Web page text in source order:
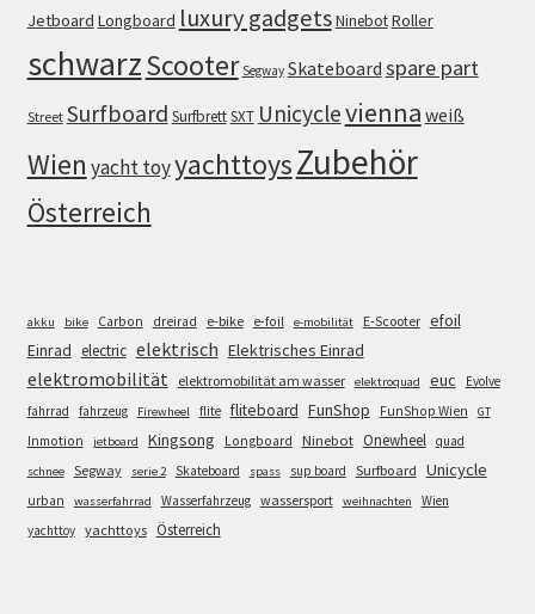
Jetboard Longboard luxury gadgetsNinebotRoller
schwarzScooter Segway Skateboard spare part
Street Surfboard SurfbrettSXT Unicyclevienna weiß
Wien yacht toyyachttoysZubehör
Österreich
akku bike Carbon dreirad e-bike e-foil e-mobilität E-Scooter efoil
Einrad electric elektrisch Elektrisches Einrad
elektromobilität elektromobilität am wasser elektroquad euc
Evolve
fahrrad
fahrzeug Firewheel flite fliteboard FunShop FunShop Wien GT
Inmotion jetboard Kingsong Longboard Ninebot Onewheel quad
schnee Segway serie 2 Skateboard spass sup board Surfboard Unicycle
urban wasserfahrrad Wasserfahrzeug wassersport weihnachten
Wien
yachttoy yachttoys Österreich